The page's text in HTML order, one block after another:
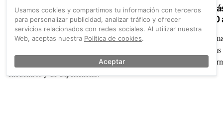
Cicloturismo en la Subbética cordobesa:
personas y bicicletas
En el corazón de Andalucía, el cicloturismo se convierte
Subbética, un destino lleno de rutas pero, sobre todo, de
encuentros y de experiencias.
Usamos cookies y compartimos tu información con terceros
para personalizar publicidad, analizar tráfico y ofrecer
servicios relacionados con redes sociales. Al utilizar nuestra
Web, aceptas nuestra Política de cookies.
Aceptar